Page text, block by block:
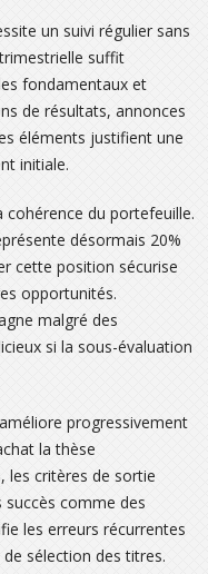
un suivi régulier sans
suffit
fondamentaux et
de résultats, annonces
éléments justifient une
initiale.
cohérence du portefeuille.
désormais 20%
cette position sécurise
opportunités.
malgré des
si la sous-évaluation
progressivement
la thèse
les critères de sortie
comme des
les erreurs récurrentes
sélection des titres.